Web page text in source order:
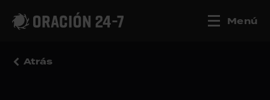
Menú
Atrás